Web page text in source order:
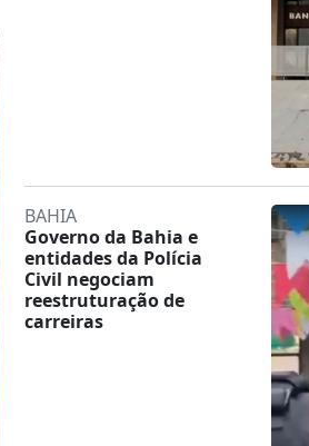
BAHIA
Governo da Bahia e
entidades da Polícia
Civil negociam
reestruturação de
carreiras